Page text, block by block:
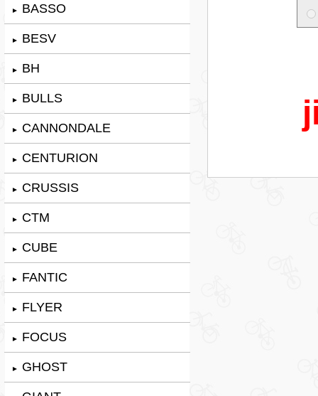
► BASSO
► BESV
► BH
► BULLS
► CANNONDALE
► CENTURION
► CRUSSIS
► CTM
► CUBE
► FANTIC
► FLYER
► FOCUS
► GHOST